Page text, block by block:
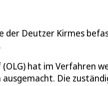
der Deutzer Kirmes
hat im Verfahren
ausgemacht. Die